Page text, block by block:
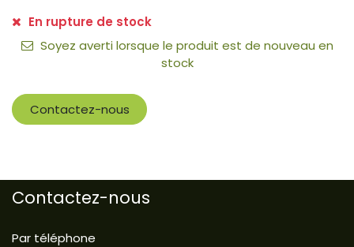
En rupture de stock
Soyez averti lorsque le produit est de nouveau en
stock
Contactez-nous
Contactez-nous
Par téléphone